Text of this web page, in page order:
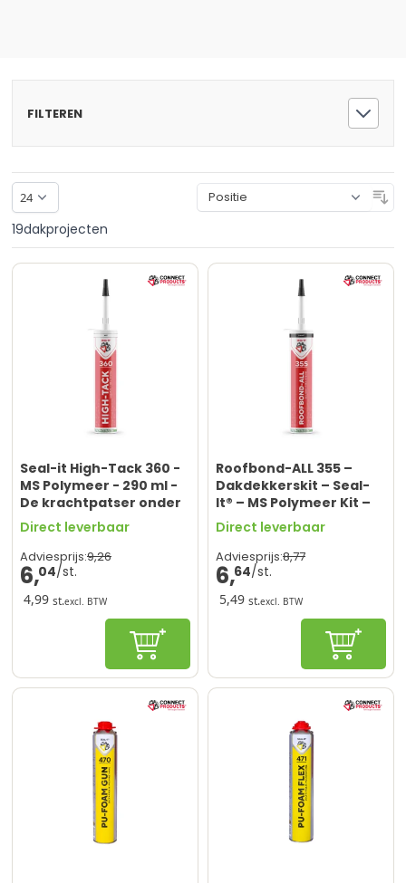
FILTEREN
19dakprojecten
Seal-it High-Tack 360 -
MS Polymeer - 290 ml -
De krachtpatser onder
de kitten!
Direct leverbaar
Adviesprijs:9,26
6,04
4,99 st.excl. BTW
Configureren
Roofbond-ALL 355 –
Dakdekkerskit – Seal-
It® – MS Polymeer Kit –
Zwart – 290 ml
Direct leverbaar
Adviesprijs:8,77
6,64
5,49 st.excl. BTW
In